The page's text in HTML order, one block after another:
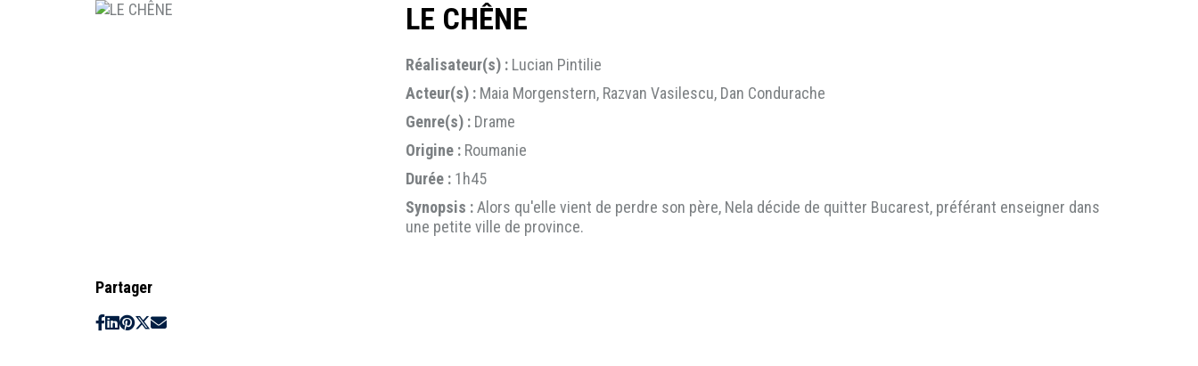
LE CHÊNE
Réalisateur(s) : Lucian Pintilie
Acteur(s) : Maia Morgenstern, Razvan Vasilescu, Dan Condurache
Genre(s) : Drame
Origine : Roumanie
Durée : 1h45
Synopsis :Alors qu'elle vient de perdre son père, Nela décide de quitter Bucarest, préférant enseigner dans
une petite ville de province.
Partager